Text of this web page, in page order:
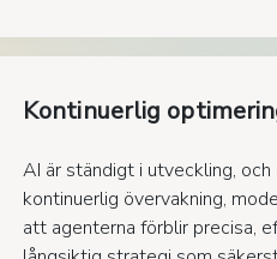
Kontinuerlig
AI är ständigt i utveckling,
kontinuerlig övervakning,
att agenterna förblir precisa,